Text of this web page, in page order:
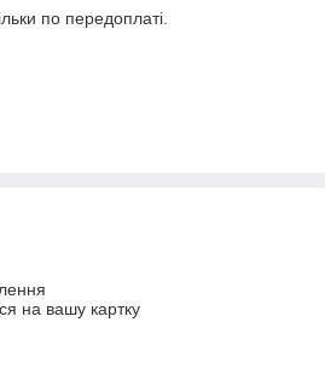
по передоплаті.
на вашу картку